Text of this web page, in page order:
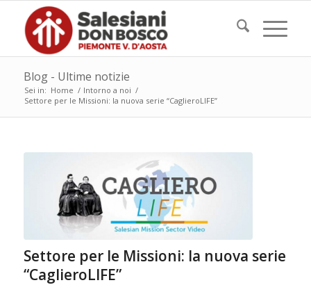
Blog - Ultime notizie
Sei in: Home / Intorno a noi /
Settore per le Missioni: la nuova serie “CaglieroLIFE”
Settore per le Missioni: la nuova serie
“CaglieroLIFE”